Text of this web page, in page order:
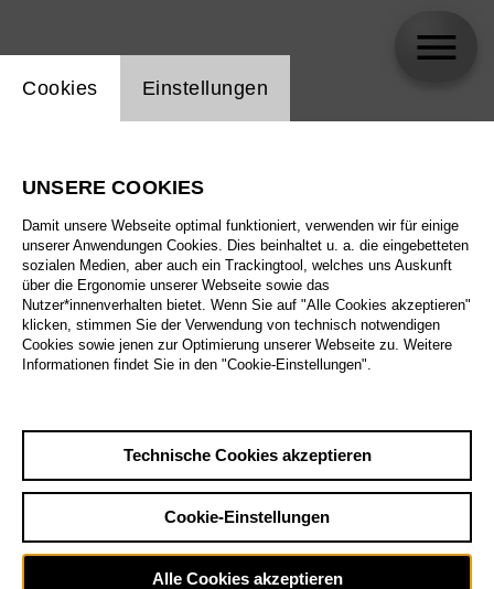
Alle Sparten
Alle Spielstätten
Alle Merkmale
Sa29.8.
Großes Haus
Einstellung Website Cookie
Cookies Einstellungen
UNSERE COOKIES
Damit unsere Webseite optimal funktioniert, verwenden wir für einige
unserer Anwendungen Cookies. Dies beinhaltet u. a. die eingebetteten
sozialen Medien, aber auch ein Trackingtool, welches uns Auskunft
über die Ergonomie unserer Webseite sowie das
Nutzer*innenverhalten bietet. Wenn Sie auf "Alle Cookies akzeptieren"
klicken, stimmen Sie der Verwendung von technisch notwendigen
Cookies sowie jenen zur Optimierung unserer Webseite zu. Weitere
Informationen findet Sie in den "Cookie-Einstellungen".
Technische Cookies akzeptieren
Cookie-Einstellungen
Alle Cookies akzeptieren